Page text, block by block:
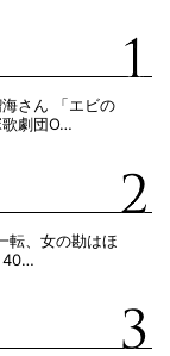
さん 「エビの
劇団O…
転、女の勘はほ
40…